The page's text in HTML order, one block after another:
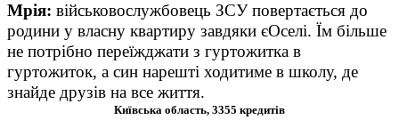
Мрія: військовослужбовець ЗСУ повертається до
родини у власну квартиру завдяки єОселі. Їм більше
не потрібно переїжджати з гуртожитка в
гуртожиток, а син нарешті ходитиме в школу, де
знайде друзів на все життя.
Київська область, 3355 кредитів